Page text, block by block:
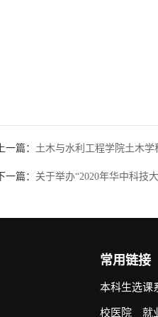
地址：华中
上一篇： 土木与水利工程学院土木学
下一篇： 关于举办“2020年华中科技
常用链接
本科生选课
校医院 就